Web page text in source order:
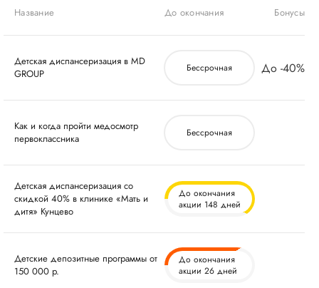
Название До окончания Бонусы
Детская диспансеризация в MD
GROUP
Бессрочная до -40%
Как и когда пройти медосмотр
первоклассника
Бессрочная
Детская диспансеризация со
скидкой 40% в клинике «Мать и
дитя» Кунцево
До окончания
акции 148 дней
Детские депозитные программы от
150 000 р.
До окончания
акции 26 дней